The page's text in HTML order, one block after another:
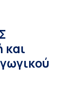
και